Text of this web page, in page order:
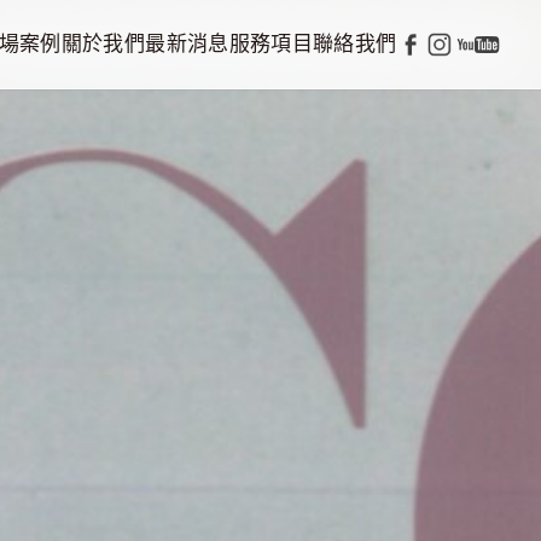
案例 關於我們最新消息服務項目 聯絡我們